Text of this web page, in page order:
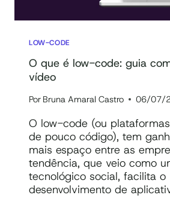
LOW-CODE
O que é low-code: guia
vídeo
Por Bruna Amaral Castro 06/07/
O low-code (ou
de pouco código), tem
mais espaço entre as
tendência, que veio como
tecnológico social, facilita o
desenvolvimento de